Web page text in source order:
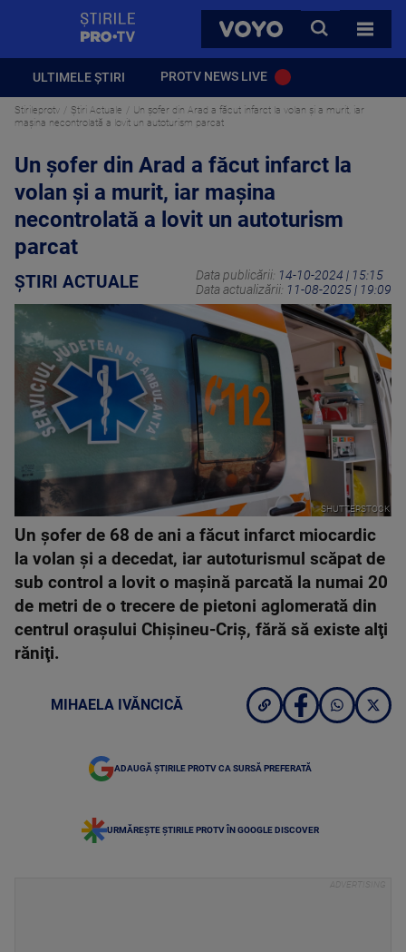
VOYO
CAUTA
TOATE
ULTIMELE ȘTIRI PROTV NEWS LIVE
Stirileprotv Știri Actuale
Un şofer din Arad a făcut infarct la volan şi a murit, iar
maşina necontrolată a lovit un autoturism parcat
Un şofer din Arad a făcut infarct la
volan şi a murit, iar maşina
necontrolată a lovit un autoturism
parcat
ȘTIRI ACTUALE Data publicării: 14-10-2024 | 15:15
Data actualizării: 11-08-2025 | 19:09
SHUTTERSTOCK
Un şofer de 68 de ani a făcut infarct miocardic
la volan şi a decedat, iar autoturismul scăpat de
sub control a lovit o maşină parcată la numai 20
de metri de o trecere de pietoni aglomerată din
centrul oraşului Chişineu-Criş, fără să existe alţi
răniţi.
MIHAELA IVĂNCICĂ
ADAUGĂ ȘTIRILE PROTV CA SURSĂ PREFERATĂ
URMĂREȘTE ȘTIRILE PROTV ÎN GOOGLE DISCOVER